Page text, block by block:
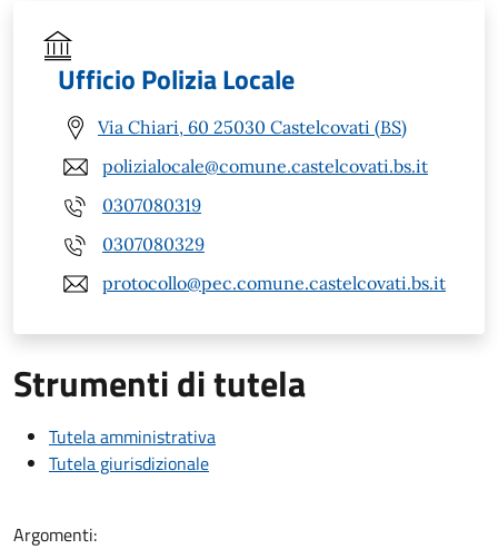
Ufficio Polizia Locale
Via Chiari, 60 25030 Castelcovati (BS)
polizialocale@comune.castelcovati.bs.it
0307080319
0307080329
protocollo@pec.comune.castelcovati.bs.it
Strumenti di tutela
Tutela amministrativa
Tutela giurisdizionale
Argomenti: